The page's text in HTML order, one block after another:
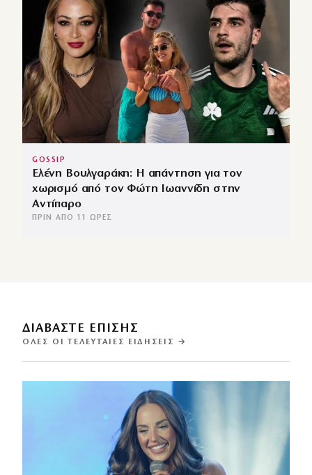
GOSSIP
Ελένη Βουλγαράκη: Η απάντηση για τον
χωρισμό από τον Φώτη Ιωαννίδη στην
Αντίπαρο
ΠΡΙΝ ΑΠΌ 11 ΏΡΕΣ
ΔΙΑΒΑΣΤΕ ΕΠΙΣΗΣ
ΌΛΕΣ ΟΙ ΤΕΛΕΥΤΑΊΕΣ ΕΙΔΉΣΕΙΣ →